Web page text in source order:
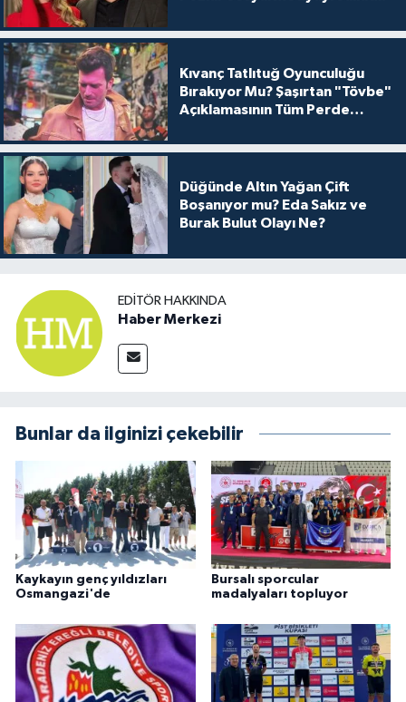
Kıvanç Tatlıtuğ Oyunculuğu
Bırakıyor Mu? Şaşırtan "Tövbe"
Açıklamasının Tüm Perde
Düğünde Altın Yağan Çift
Boşanıyor mu? Eda Sakız ve
Burak Bulut Olayı Ne?
EDITÖR HAKKINDA
Haber Merkezi
Bunlar da ilginizi çekebilir
Kaykayın genç yıldızları
Osmangazi'de
Bursalı sporcular
madalyaları topluyor